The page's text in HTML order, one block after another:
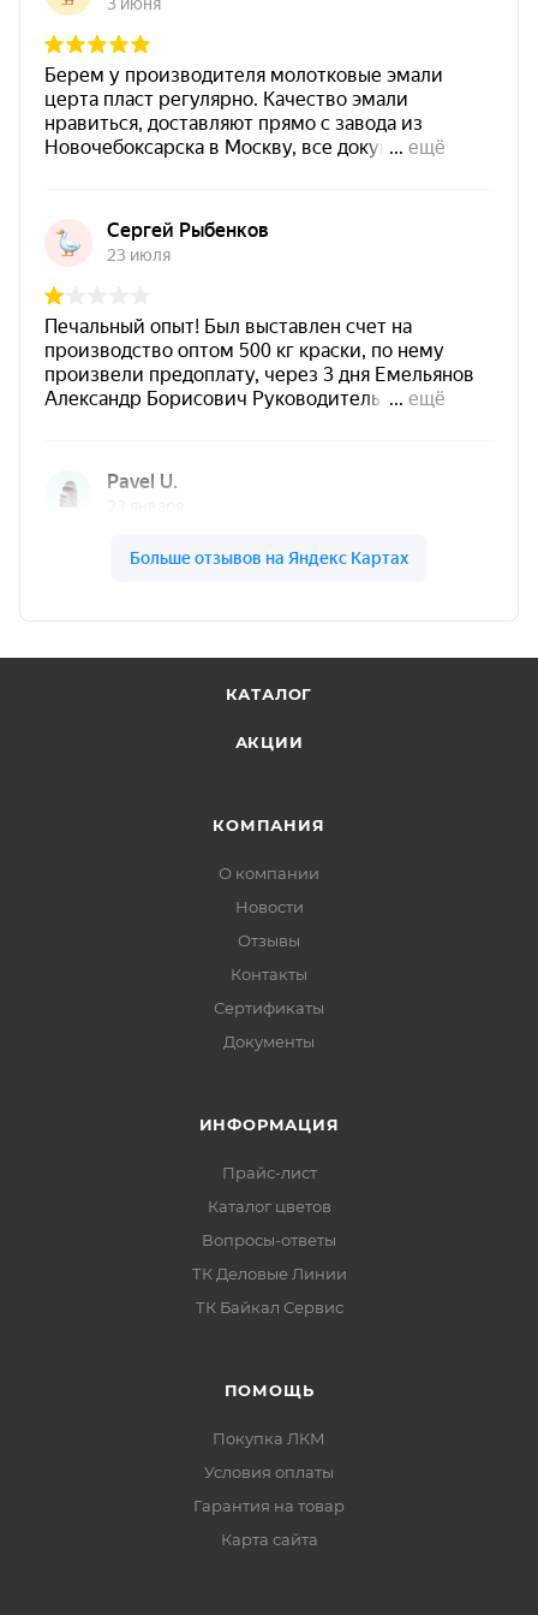
КАТАЛОГ
АКЦИИ
КОМПАНИЯ
О компании
Новости
Отзывы
Контакты
Сертификаты
Документы
ИНФОРМАЦИЯ
Прайс-лист
Каталог цветов
Вопросы-ответы
ТК Деловые Линии
ТК Байкал Сервис
ПОМОЩЬ
Покупка ЛКМ
Условия оплаты
Гарантия на товар
Карта сайта